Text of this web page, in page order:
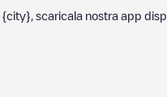
{city} , scaricala nostra app